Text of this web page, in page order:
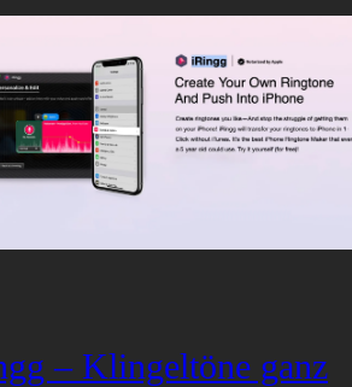
– Klingeltöne ganz